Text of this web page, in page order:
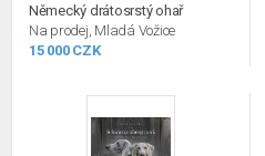
Německý drátosrstý ohař
Na prodej, Mladá Vožice
15 000 CZK